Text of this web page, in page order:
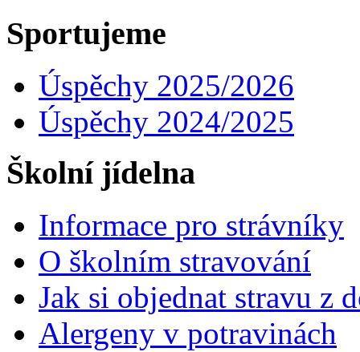
Sportujeme
Úspěchy 2025/2026
Úspěchy 2024/2025
Školní jídelna
Informace pro strávníky
O školním stravování
Jak si objednat stravu z
Alergeny v potravinách